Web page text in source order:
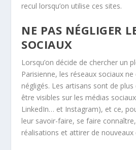
recul lorsqu’on utilise ces sites.
NE PAS NÉGLIGER
SOCIAUX
Lorsqu’on décide de chercher un
Parisienne, les réseaux sociaux
négligés. Les artisans sont de
être visibles sur les médias
LinkedIn… et Instagram), et ce,
leur savoir-faire, se faire
réalisations et attirer de nouveaux